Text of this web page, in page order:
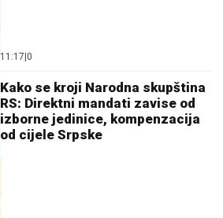
11:17 0
Kako se kroji Narodna skupština
RS: Direktni mandati zavise od
izborne jedinice, kompenzacija
od cijele Srpske